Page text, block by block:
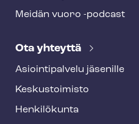
Meidän vuoro -podcast
Ota yhteyttä
Asioin­ti­pal­ve­lu jäsenille
Keskustoimisto
Henkilökunta